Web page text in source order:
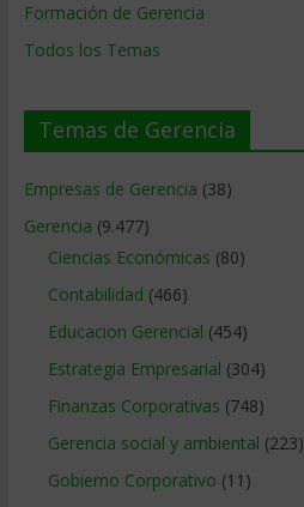
Formación de Gerencia
Todos los Temas
Temas de Gerencia
Empresas de Gerencia (38)
Gerencia (9.477)
Ciencias Económicas (80)
Contabilidad (466)
Educacion Gerencial (454)
Estrategia Empresarial (304)
Finanzas Corporativas (748)
Gerencia social y ambiental (223)
Gobierno Corporativo (11)